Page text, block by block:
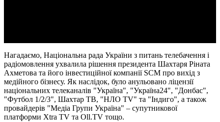
Нагадаємо, Національна рада України з питань телебачення і
радіомовлення ухвалила рішення президента Шахтаря Ріната
Ахметова та його інвестиційної компанії SCM про вихід з
медійного бізнесу. Як наслідок, було анульовано ліцензії
національних телеканалів "Україна", "Україна24", "Донбас",
"Футбол 1/2/3", Шахтар ТВ, "НЛО TV" та "Індиго", а також
провайдерів "Медіа Групи Україна" – супутникової
платформи Xtra TV та Oll.TV тощо.